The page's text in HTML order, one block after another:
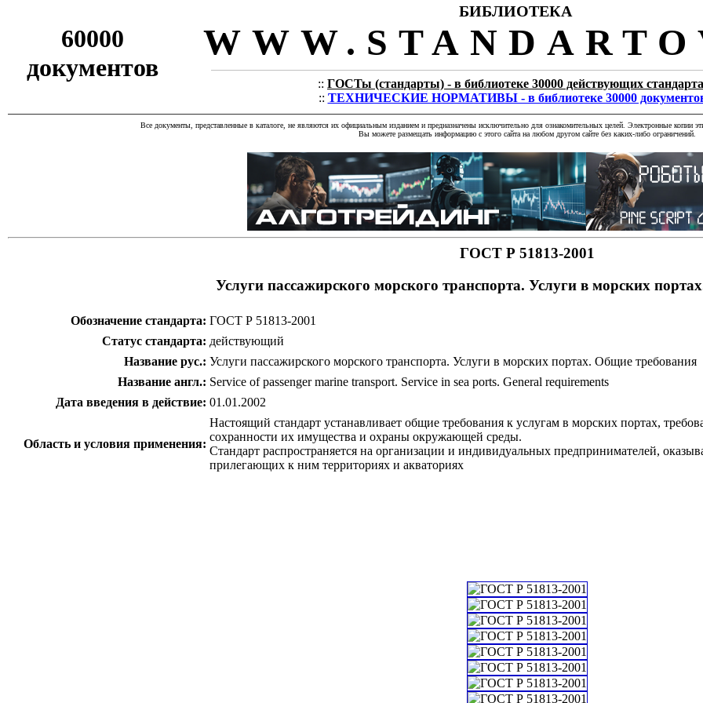
60000
документов
БИБЛИОТЕКА
:: ГОСТы (стандарты) - в библиотеке 30000 действующих стандарта
:: ТЕХНИЧЕСКИЕ НОРМАТИВЫ - в библиотеке 30000
Все документы, представленные в каталоге, не являются их официальным изданием и предназначены исключительно для ознакомительных целей. Электронные копии
Вы можете размещать информацию с этого сайта на любом другом сайте без каких-либо ограничений.
ГОСТ Р 51813-2001
Услуги пассажирского морского транспорта. Услуги в морских
Обозначение стандарта: ГОСТ Р 51813-2001
Статус стандарта: действующий
Название рус.: Услуги пассажирского морского транспорта. Услуги в морских портах. Общие требования
Название англ.: Service of passenger marine transport. Service in sea ports. General requirements
Дата введения в действие: 01.01.2002
Область и условия применения:
Настоящий стандарт устанавливает общие требования к услугам в морских портах,
сохранности их имущества и охраны окружающей среды.
Стандарт распространяется на организации и индивидуальных предпринимателей,
прилегающих к ним территориях и акваториях